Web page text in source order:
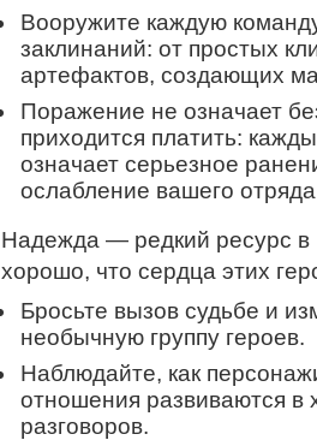
Вооружите каждую
заклинаний: от простых
артефактов, создающих
Поражение не означает
приходится платить:
означает серьезное
ослабление вашего
Надежда — редкий ресурс
хорошо, что сердца этих
Бросьте вызов судьбе и
необычную группу героев.
Наблюдайте, как
отношения развиваются в
разговоров.